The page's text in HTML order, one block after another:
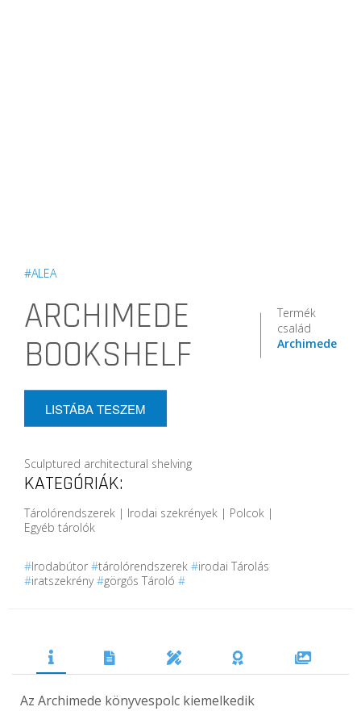
#ALEA
ARCHIMEDE
BOOKSHELF
Termék
család
Archimede
LISTÁBA TESZEM
Sculptured architectural shelving
KATEGÓRIÁK:
Tárolórendszerek | Irodai szekrények | Polcok |
Egyéb tárolók
#Irodabútor #tárolórendszerek #irodai Tárolás
#iratszekrény#görgős Tároló #
Az Archimede könyvespolc kiemelkedik